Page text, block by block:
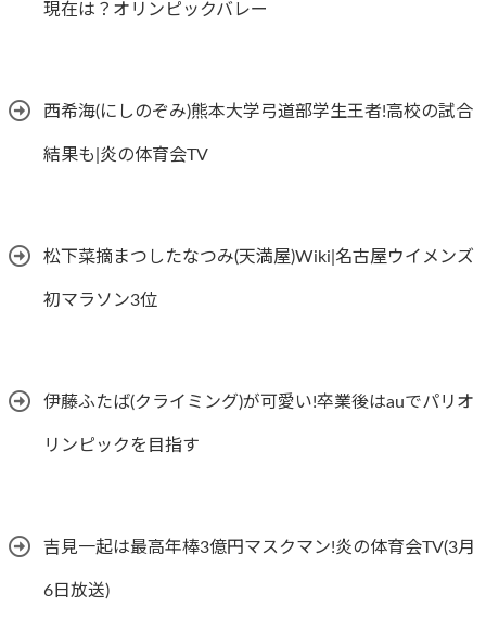
現在は？オリンピックバレー
西希海(にしのぞみ)熊本大学弓道部学生王者!高校の試合
結果も|炎の体育会TV
松下菜摘まつしたなつみ(天満屋)Wiki|名古屋ウイメンズ
初マラソン3位
伊藤ふたば(クライミング)が可愛い!卒業後はauでパリオ
リンピックを目指す
吉見一起は最高年棒3億円マスクマン!炎の体育会TV(3月
6日放送)